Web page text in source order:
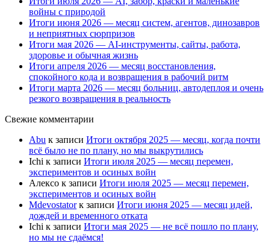
войны с природой
Итоги июня 2026 — месяц систем, агентов, динозавров
и неприятных сюрпризов
Итоги мая 2026 — AI-инструменты, сайты, работа,
здоровье и обычная жизнь
Итоги апреля 2026 — месяц восстановления,
спокойного кода и возвращения в рабочий ритм
Итоги марта 2026 — месяц больниц, автодеплоя и очень
резкого возвращения в реальность
Свежие комментарии
Abu к записи Итоги октября 2025 — месяц, когда почти
всё было не по плану, но мы выкрутились
Ichi к записи Итоги июля 2025 — месяц перемен,
экспериментов и осиных войн
Алексо к записи Итоги июля 2025 — месяц перемен,
экспериментов и осиных войн
Mdevostatorк записи Итоги июня 2025 — месяц идей,
дождей и временного отката
Ichi к записи Итоги мая 2025 — не всё пошло по плану,
но мы не сдаёмся!